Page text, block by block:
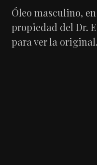
Óleo masculino,
propiedad del Dr.
para ver la original.